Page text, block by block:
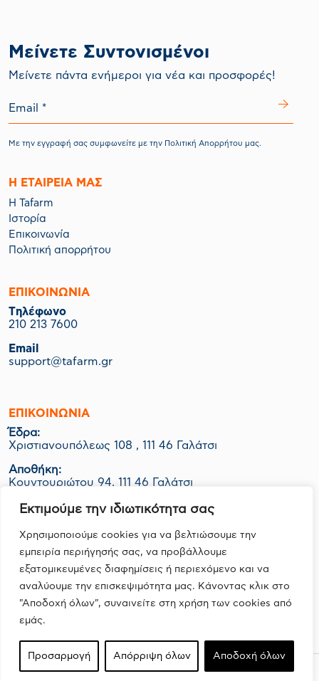
Εκτιμούμε την ιδιωτικότητα σας
Χρησιμοποιούμε cookies για να βελτιώσουμε την
εμπειρία περιήγησής σας, να προβάλλουμε
εξατομικευμένες διαφημίσεις ή περιεχόμενο και να
αναλύουμε την επισκεψιμότητα μας. Κάνοντας κλικ στο
"Αποδοχή όλων", συναινείτε στη χρήση των cookies από
εμάς.
Προσαρμογή Απόρριψη όλων Αποδοχή όλων
Μείνετε Συντονισμένοι
Mείνετε πάντα ενήμεροι για νέα και προσφορές!
Με την εγγραφή σας συμφωνείτε με την Πολιτική Απορρήτου μας.
Η ΕΤΑΙΡΕΙΑ ΜΑΣ
Η Tafarm
Ιστορία
Επικοινωνία
Πολιτική απορρήτου
ΕΠΙΚΟΙΝΩΝΙΑ
Tηλέφωνο
210 213 7600
Email
support@tafarm.gr
ΕΠΙΚΟΙΝΩΝΊΑ
Έδρα:
Χριστιανουπόλεως 108 , 111 46 Γαλάτσι
Αποθήκη:
Κουντουριώτου 94, 111 46 Γαλάτσι
Εργοστάσιο-Logistics:
ΒΙΟ.ΠΑ Κερατέας Ο.Τ. 1048 Οικ. 06Ν, 190 01 Ζαπάνι
FOLLOW US
Design, Development & Marketing byDigitalUp